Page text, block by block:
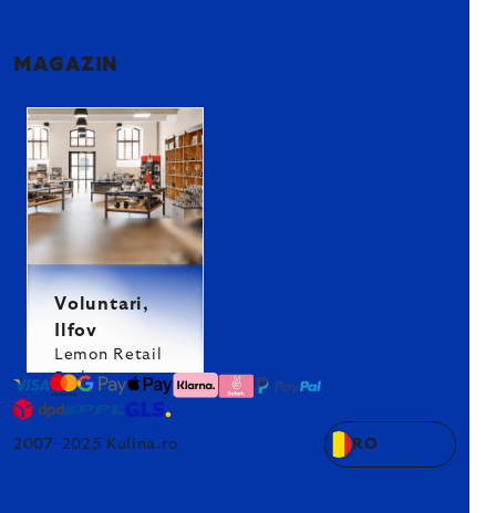
MAGAZIN
Voluntari,
Ilfov
Lemon Retail
Park
2007–2025 Kulina.ro RO